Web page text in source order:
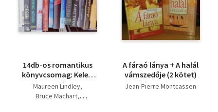
14db-os romantikus
könyvcsomag: Keleti
ékkő titkos
emlékiratai+ A múlt
Maureen Lindley
Bruce Machart
A fáraó lánya + A halál
vámszedője (2 kötet)
Jean-Pierre Montcassen